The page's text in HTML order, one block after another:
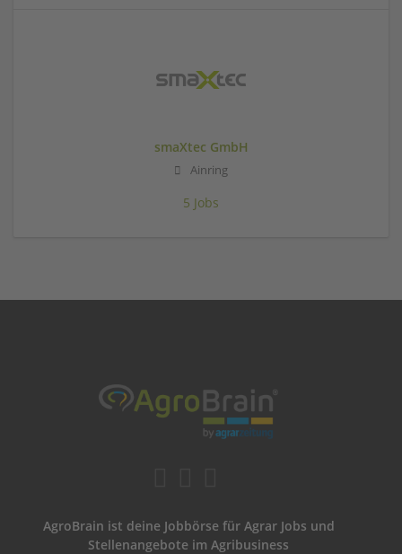
smaXtec GmbH
Ainring
5 Jobs
AgroBrain ist deine Jobbörse für Agrar Jobs und
Stellenangebote im Agribusiness